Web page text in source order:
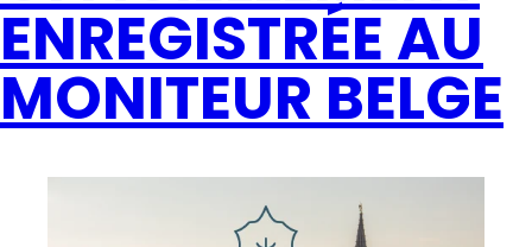
ENREGISTRÉE AU
MONITEUR BELGE